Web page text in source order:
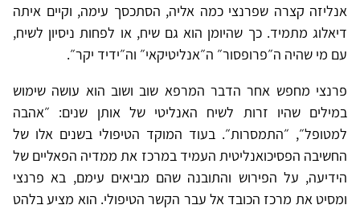
אנליזה קצרה שפרנצי כמה אליה, הסתכסך עימה, וקיים איתה
דיאלוג מתמיד. כך שהיומן הוא גם שיח, או לפחות ניסיון לשיח,
עם מי שהיה ה״פרופסור״ ה״אנליטיקאי״ וה״ידיד יקר״.
פרנצי מחפש אחר הדבר המרפא שוב ושוב הוא עושה שימוש
במילים שהיו זרות לשיח האנליטי של אותן שנים: ״אהבה
למטופל״, ״התמסרות״. בעוד המוקד הטיפולי בשנים אלו של
החשיבה הפסיכואנליטית העמיד במרכז את ממדיה הפאליים של
הידיעה, על הפירוש והתובנה שהם מביאים עימם, בא פרנצי
ומסיט את מרכז הכובד אל עבר הקשר הטיפולי. הוא מציע בלהט